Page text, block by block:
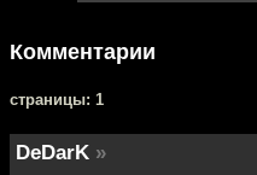
Комментарии
cтраницы: 1
DeDarK »